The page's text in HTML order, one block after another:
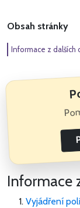
Obsah stránky
Informace z dalších
Informace
Vyjádření